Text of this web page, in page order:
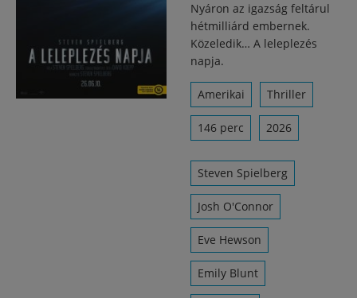
Nyáron az igazság feltárul
hétmilliárd embernek.
Közeledik… A leleplezés
napja.
Amerikai Thriller
146 perc 2026
Steven Spielberg
Josh O'Connor
Eve Hewson
Emily Blunt